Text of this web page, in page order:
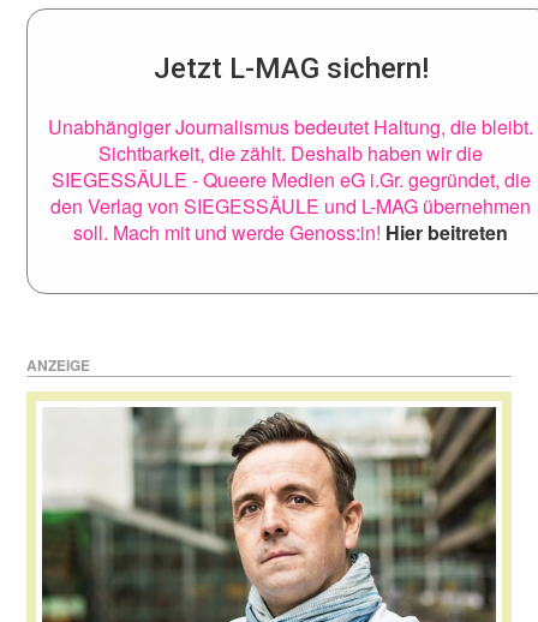
Jetzt L-MAG sichern!
Unabhängiger Journalismus bedeutet Haltung, die bleibt.
Sichtbarkeit, die zählt. Deshalb haben wir die
SIEGESSÄULE - Queere Medien eG i.Gr. gegründet, die
den Verlag von SIEGESSÄULE und L-MAG übernehmen
soll. Mach mit und werde Genoss:in! Hier beitreten
ANZEIGE